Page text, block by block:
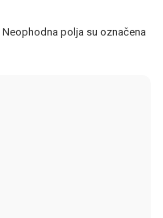
Neophodna polja su označena